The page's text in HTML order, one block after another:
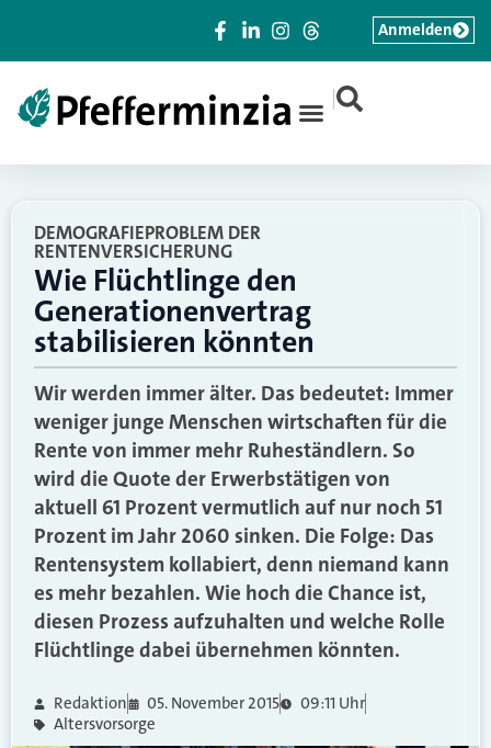
|
Anmelden
DEMOGRAFIEPROBLEM DER
RENTENVERSICHERUNG
Wie Flüchtlinge den
Generationenvertrag
stabilisieren könnten
Wir werden immer älter. Das bedeutet: Immer
weniger junge Menschen wirtschaften für die
Rente von immer mehr Ruheständlern. So
wird die Quote der Erwerbstätigen von
aktuell 61 Prozent vermutlich auf nur noch 51
Prozent im Jahr 2060 sinken. Die Folge: Das
Rentensystem kollabiert, denn niemand kann
es mehr bezahlen. Wie hoch die Chance ist,
diesen Prozess aufzuhalten und welche Rolle
Flüchtlinge dabei übernehmen könnten.
Redaktion 05. November 2015
09:11 Uhr
Altersvorsorge